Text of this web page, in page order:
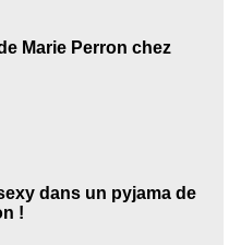
Marie Perron chez
dans un pyjama de
!